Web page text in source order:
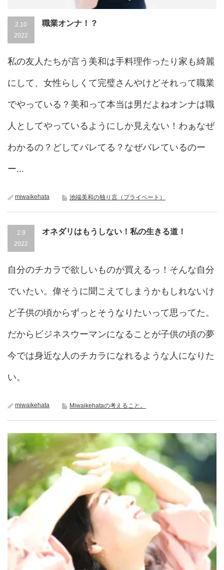
2.10
2022
職業オンナ！？
私の友人たちが言う美和は手料理作ったり家も綺麗
にして、女性らしくて完璧さんやけどそれって職業
でやっている？美和って本当は男だよねオンナは職
人としてやっているようにしか見えない！わぁなぜ
わかるの？どしてバレてる？なぜバレているのー
ー...
miwaikehata 池端美和の独り言（プライベート）
2.9
2022
オネダリはもうしない！私の生きる道！
自分のチカラで欲しいものが買えるっ！そんな自分
でいたい。偉そうに聞こえてしまうかもしれないけ
ど子供の頃からずっとそうなりたいって思ってた。
だからビジネスウーマンになることが子供の頃の夢
今では身近な人のチカラになれるような人になりた
い。
miwaikehata Miwaikehataの考えること。